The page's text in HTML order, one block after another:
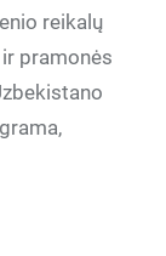
reikalų
pramonės